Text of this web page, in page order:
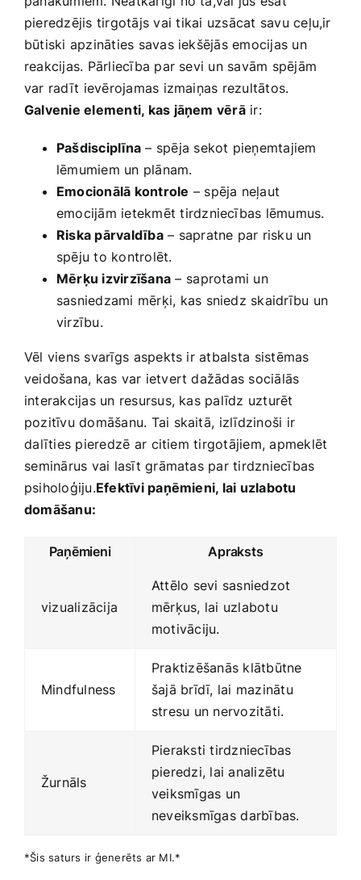
pieredzējis tirgotājs vai ⁤tikai ‌uzsācat savu ceļu,ir⁢
būtiski apzināties savas iekšējās emocijas​ un
reakcijas.​ Pārliecība par sevi un savām spējām
var radīt ⁢ievērojamas izmaiņas ‍rezultātos.
Galvenie elementi,‍ kas jāņem vērāir:
Pašdisciplīna – spēja sekot‍ pieņemtajiem
lēmumiem un plānam.
Emocionālā kontrole – spēja ‌neļaut
emocijām ietekmēt tirdzniecības lēmumus.
Riska pārvaldība– sapratne par risku un
spēju to kontrolēt.
Mērķu izvirzīšana –⁢ saprotami un
sasniedzami mērķi, kas sniedz skaidrību un
virzību.
Vēl viens svarīgs ⁤aspekts ir atbalsta ⁤sistēmas
veidošana, kas var ietvert dažādas ​sociālās
interakcijas un resursus,‌ kas palīdz uzturēt
pozitīvu domāšanu. Tai skaitā,⁣ izlīdzinoši⁤ ir
⁢dalīties pieredzē⁢ ar citiem tirgotājiem, apmeklēt
⁤seminārus vai lasīt grāmatas ‍par tirdzniecības
psiholoģiju.Efektīvi paņēmieni, lai uzlabotu
domāšanu:
Paņēmieni Apraksts
vizualizācija
Attēlo sevi sasniedzot
mērķus, lai uzlabotu
motivāciju.
Mindfulness
Praktizēšanās klātbūtne
šajā brīdī, lai mazinātu‍
stresu un nervozitāti.
Žurnāls
Pieraksti tirdzniecības
pieredzi, lai analizētu
veiksmīgas un
neveiksmīgas ⁤darbības.
*Šis saturs ir ģenerēts ar MI.*